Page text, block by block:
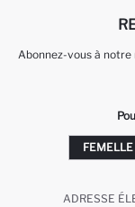
Abonnez-vous à
FEMELLE
ADRESSE